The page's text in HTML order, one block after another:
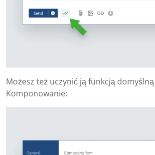
Możesz też uczynić ją funkcją
Komponowanie: